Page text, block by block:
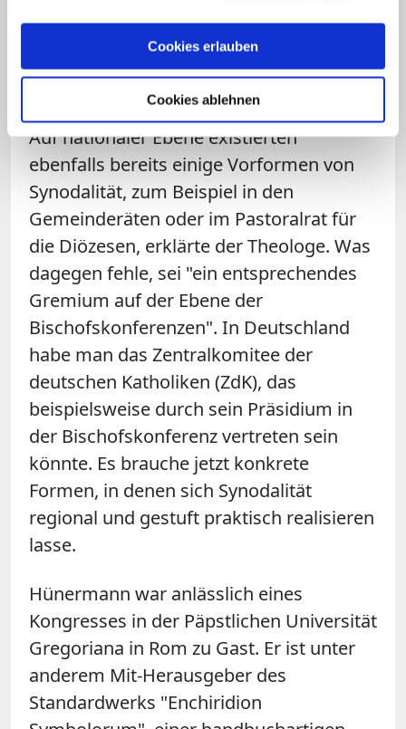
Cookies erlauben
Cookies ablehnen
"Papstmonarchie" verändert worden.
Auf nationaler Ebene existierten
ebenfalls bereits einige Vorformen von
Synodalität, zum Beispiel in den
Gemeinderäten oder im Pastoralrat für
die Diözesen, erklärte der Theologe. Was
dagegen fehle, sei "ein entsprechendes
Gremium auf der Ebene der
Bischofskonferenzen". In Deutschland
habe man das Zentralkomitee der
deutschen Katholiken (ZdK), das
beispielsweise durch sein Präsidium in
der Bischofskonferenz vertreten sein
könnte. Es brauche jetzt konkrete
Formen, in denen sich Synodalität
regional und gestuft praktisch realisieren
lasse.
Hünermann war anlässlich eines
Kongresses in der Päpstlichen Universität
Gregoriana in Rom zu Gast. Er ist unter
anderem Mit-Herausgeber des
Standardwerks "Enchiridion